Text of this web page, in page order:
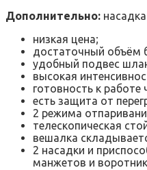
Дополнительно:
низкая цена;
достаточный объём
удобный подвес
высокая
готовность к работе
есть защита от
2 режима
телескопическая
вешалка
2 насадки и
манжетов и